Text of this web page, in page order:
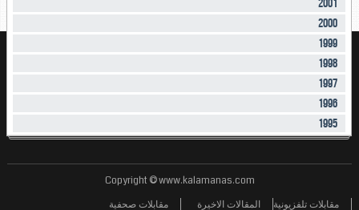
2001
2000
1999
1998
1997
1996
1995
Copyright © www.kalamanas.com
مقابلات تلفزيونية المقالات الاخيرة مقابلات صحفية